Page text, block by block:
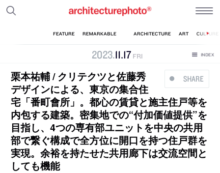
2023.11.17 FRI
SHARE
栗本祐輔 / クリテクツと佐藤秀
デザインによる、東京の集合住
宅「番町會所」。都心の賃貸と施主住戸等を
内包する建築。密集地での“付加価値提供”を
目指し、4つの専有部ユニットを中央の共用
部で繋ぐ構成で全方位に開口を持つ住戸群を
実現。余裕を持たせた共用廊下は交流空間と
しても機能